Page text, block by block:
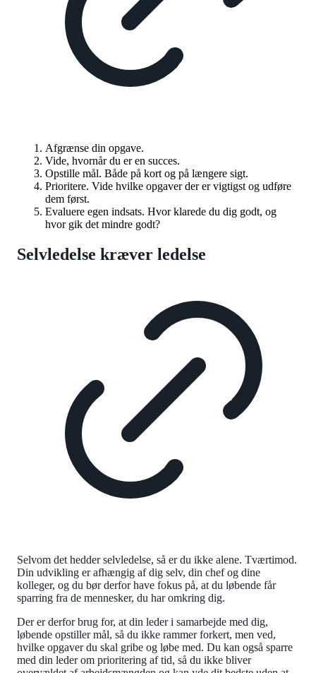
Afgrænse din opgave.
Vide, hvornår du er en succes.
Opstille mål. Både på kort og på længere sigt.
Prioritere. Vide hvilke opgaver der er vigtigst og udføre
dem først.
Evaluere egen indsats. Hvor klarede du dig godt, og
hvor gik det mindre godt?
Selvledelse kræver ledelse
Selvom det hedder selvledelse, så er du ikke alene. Tværtimod.
Din udvikling er afhængig af dig selv, din chef og dine
kolleger, og du bør derfor have fokus på, at du løbende får
sparring fra de mennesker, du har omkring dig.
Der er derfor brug for, at din leder i samarbejde med dig,
løbende opstiller mål, så du ikke rammer forkert, men ved,
hvilke opgaver du skal gribe og løbe med. Du kan også sparre
med din leder om prioritering af tid, så du ikke bliver